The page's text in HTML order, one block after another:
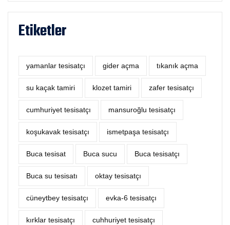
Etiketler
yamanlar tesisatçı ‎gider açma tıkanık açma
su kaçak tamiri klozet tamiri zafer tesisatçı
cumhuriyet tesisatçı mansuroğlu tesisatçı
koşukavak tesisatçı ismetpaşa tesisatçı
Buca tesisat Buca sucu Buca tesisatçı
Buca su tesisatı oktay tesisatçı
cüneytbey tesisatçı evka-6 tesisatçı
kırklar tesisatçı cuhhuriyet tesisatçı